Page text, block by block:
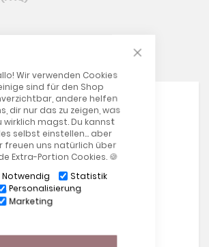
Wir verwenden Cookies
sind für den Shop
andere helfen
dir nur das zu zeigen, was
wirklich magst. Du kannst
selbst einstellen… aber
freuen uns natürlich über
Extra-Portion Cookies. 🍪
Notwendig
Statistik
Personalisierung
Marketing